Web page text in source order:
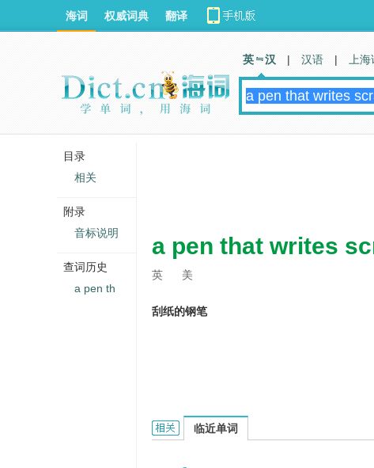
a pen that writes
英 美
刮纸的钢笔
a pen that writes scratchily的相关资料：
临近单词
海词 权威词典 翻译
英 汉 | 汉语 | 上
目录
相关
附录
音标说明
查词历史
a pen th